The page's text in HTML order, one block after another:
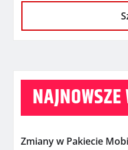
Zmiany w Pakiecie